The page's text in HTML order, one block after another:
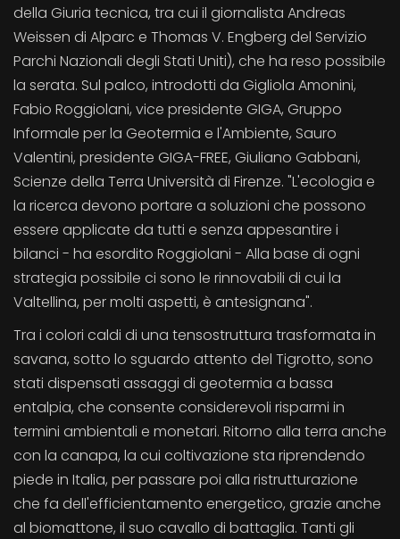
della Giuria tecnica, tra cui il giornalista Andreas
Weissen di Alparc e Thomas V. Engberg del Servizio
Parchi Nazionali degli Stati Uniti), che ha reso possibile
la serata. Sul palco, introdotti da Gigliola Amonini,
Fabio Roggiolani, vice presidente GIGA, Gruppo
Informale per la Geotermia e l'Ambiente, Sauro
Valentini, presidente GIGA-FREE, Giuliano Gabbani,
Scienze della Terra Università di Firenze. "L'ecologia e
la ricerca devono portare a soluzioni che possono
essere applicate da tutti e senza appesantire i
bilanci - ha esordito Roggiolani - Alla base di ogni
strategia possibile ci sono le rinnovabili di cui la
Valtellina, per molti aspetti, è antesignana".
Tra i colori caldi di una tensostruttura trasformata in
savana, sotto lo sguardo attento del Tigrotto, sono
stati dispensati assaggi di geotermia a bassa
entalpia, che consente considerevoli risparmi in
termini ambientali e monetari. Ritorno alla terra anche
con la canapa, la cui coltivazione sta riprendendo
piede in Italia, per passare poi alla ristrutturazione
che fa dell'efficientamento energetico, grazie anche
al biomattone, il suo cavallo di battaglia. Tanti gli